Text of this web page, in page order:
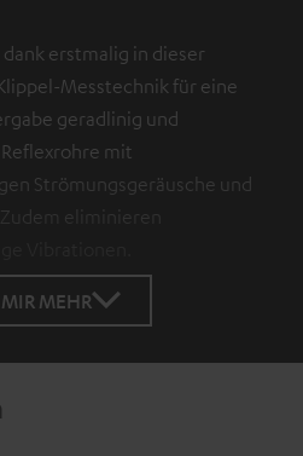
erstmalig in dieser
Messtechnik für eine
geradlinig und
mit
Strömungsgeräusche und
eliminieren
MEHR